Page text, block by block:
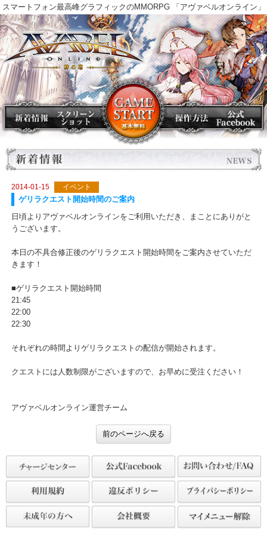
スマートフォン最高峰グラフィックのMMORPG 「アヴァベルオンラ
2014-01-15 イベント
ゲリラクエスト開始時間のご案内
日頃よりアヴァベルオンラインをご利用いただき、まことにありが
本日の不具合修正後のゲリラクエスト開始時間をご案内させていた
きます！
■ゲリラクエスト開始時間
21:45
22:30
それぞれの時間よりゲリラクエストの配信が開始されます。
アヴァベルオンライン運営チーム
前のページへ戻る